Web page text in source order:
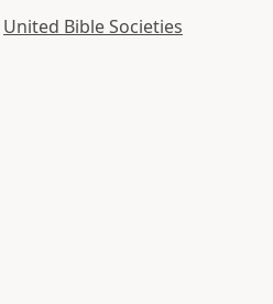
United Bible Societies